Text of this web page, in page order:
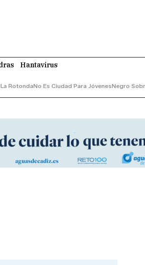
Hantavirus
La RotondaNo Es Ciudad Para JóvenesNegro